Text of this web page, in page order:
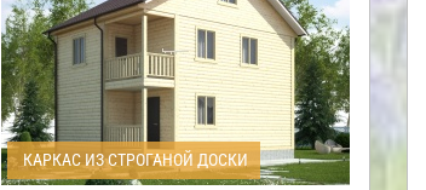
КАРКАС ИЗ СТРОГАНОЙ ДОСКИ